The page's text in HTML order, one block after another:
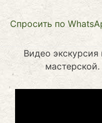
Cпросить по
Видео